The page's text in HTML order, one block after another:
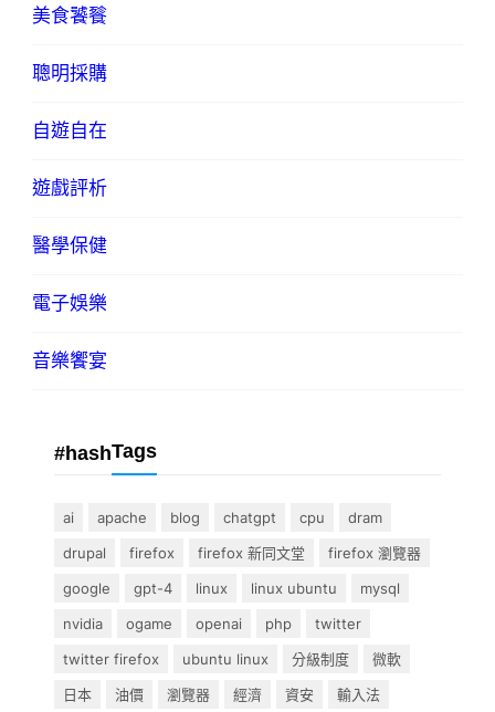
美食饕餮
聰明採購
自遊自在
遊戲評析
醫學保健
電子娛樂
音樂饗宴
#hashTags
ai apache blog chatgpt cpu
dram
drupal
firefox firefox 新同文堂
firefox 瀏覽器
google
gpt-4 linux linux ubuntu
mysql
nvidia
ogame openai php
twitter
twitter firefox
ubuntu linux 分級制度
微軟
日本
油價 瀏覽器 經濟 資安 輸入法